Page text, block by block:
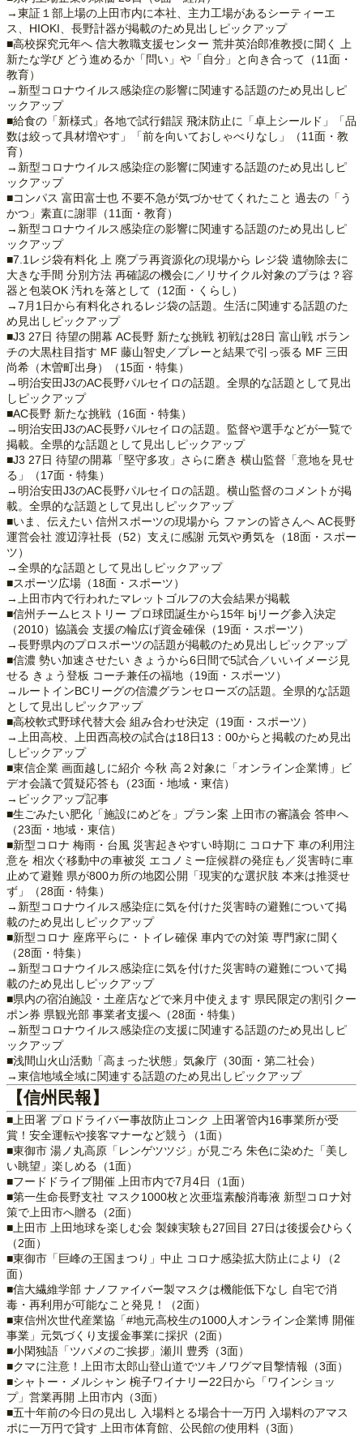
→東証１部上場の上田市内に本社、主力工場があるシーティーエ
ス、HIOKI、長野計器が掲載のため見出しピックアップ
■高校探究元年へ 信大教職支援センター 荒井英治郎准教授に聞く 上
新たな学び どう進めるか「問い」や「自分」と向き合って（11面・
教育）
→新型コロナウイルス感染症の影響に関連する話題のため見出しピ
ックアップ
■給食の「新様式」各地で試行錯誤 飛沫防止に「卓上シールド」「品
数は絞って具材増やす」「前を向いておしゃべりなし」（11面・教
育）
→新型コロナウイルス感染症の影響に関連する話題のため見出しピ
ックアップ
■コンパス 富田富士也 不要不急が気づかせてくれたこと 過去の「う
かつ」素直に謝罪（11面・教育）
→新型コロナウイルス感染症の影響に関連する話題のため見出しピ
ックアップ
■7.1レジ袋有料化 上 廃プラ再資源化の現場から レジ袋 遺物除去に
大きな手間 分別方法 再確認の機会に／リサイクル対象のプラは？容
器と包装OK 汚れを落として（12面・くらし）
→7月1日から有料化されるレジ袋の話題。生活に関連する話題のた
め見出しピックアップ
■J3 27日 待望の開幕 AC長野 新たな挑戦 初戦は28日 富山戦 ボラン
チの大黒柱目指す MF 藤山智史／プレーと結果で引っ張る MF 三田
尚希（木曽町出身）（15面・特集）
→明治安田J3のAC長野パルセイロの話題。全県的な話題として見出
しピックアップ
■AC長野 新たな挑戦（16面・特集）
→明治安田J3のAC長野パルセイロの話題。監督や選手などが一覧で
掲載。全県的な話題として見出しピックアップ
■J3 27日 待望の開幕「堅守多攻」さらに磨き 横山監督「意地を見せ
る」（17面・特集）
→明治安田J3のAC長野パルセイロの話題。横山監督のコメントが掲
載。全県的な話題として見出しピックアップ
■いま、伝えたい 信州スポーツの現場から ファンの皆さんへ AC長野
運営会社 渡辺淳社長（52）支えに感謝 元気や勇気を（18面・スポー
ツ）
→全県的な話題として見出しピックアップ
■スポーツ広場（18面・スポーツ）
→上田市内で行われたマレットゴルフの大会結果が掲載
■信州チームヒストリー プロ球団誕生から15年 bjリーグ参入決定
（2010）協議会 支援の輪広げ資金確保（19面・スポーツ）
→長野県内のプロスポーツの話題が掲載のため見出しピックアップ
■信濃 勢い加速させたい きょうから6日間で5試合／いいイメージ見
せる きょう登板 コーチ兼任の福地（19面・スポーツ）
→ルートインBCリーグの信濃グランセローズの話題。全県的な話題
として見出しピックアップ
■高校軟式野球代替大会 組み合わせ決定（19面・スポーツ）
→上田高校、上田西高校の試合は18日13：00からと掲載のため見出
しピックアップ
■東信企業 画面越しに紹介 今秋 高２対象に「オンライン企業博」ビ
デオ会議で質疑応答も（23面・地域・東信）
→ピックアップ記事
■生ごみたい肥化「施設にめどを」プラン案 上田市の審議会 答申へ
（23面・地域・東信）
■新型コロナ 梅雨・台風 災害起きやすい時期に コロナ下 車の利用注
意を 相次ぐ移動中の車被災 エコノミー症候群の発症も／災害時に車
止めて避難 県が800カ所の地図公開「現実的な選択肢 本来は推奨せ
ず」（28面・特集）
→新型コロナウイルス感染症に気を付けた災害時の避難について掲
載のため見出しピックアップ
■新型コロナ 座席平らに・トイレ確保 車内での対策 専門家に聞く
（28面・特集）
→新型コロナウイルス感染症に気を付けた災害時の避難について掲
載のため見出しピックアップ
■県内の宿泊施設・土産店などで来月中使えます 県民限定の割引クー
ポン券 県観光部 事業者支援へ（28面・特集）
→新型コロナウイルス感染症の支援に関連する話題のため見出しピ
ックアップ
■浅間山火山活動「高まった状態」気象庁（30面・第二社会）
→東信地域全域に関連する話題のため見出しピックアップ
【信州民報】
■上田署 プロドライバー事故防止コンク 上田署管内16事業所が受
賞！安全運転や接客マナーなど競う（1面）
■東御市 湯ノ丸高原「レンゲツツジ」が見ごろ 朱色に染めた「美し
い眺望」楽しめる（1面）
■フードドライブ開催 上田市内で7月4日（1面）
■第一生命長野支社 マスク1000枚と次亜塩素酸消毒液 新型コロナ対
策で上田市へ贈る（2面）
■上田市 上田地球を楽しむ会 製錬実験も27回目 27日は後援会ひらく
（2面）
■東御市「巨峰の王国まつり」中止 コロナ感染拡大防止により（2
面）
■信大繊維学部 ナノファイバー製マスクは機能低下なし 自宅で消
毒・再利用が可能なこと発見！（2面）
■東信州次世代産業協「#地元高校生の1000人オンライン企業博 開催
事業」元気づくり支援金事業に採択（2面）
■小閑独語「ツバメのご挨拶」瀬川 豊秀（3面）
■クマに注意！上田市太郎山登山道でツキノワグマ目撃情報（3面）
■シャトー・メルシャン 椀子ワイナリー22日から「ワインショッ
プ」営業再開 上田市内（3面）
■五十年前の今日の見出し 入場料とる場合十一万円 入場料のアマス
ポに一万円で貸す 上田市体育館、公民館の使用料（3面）